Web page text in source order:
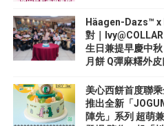
Häagen-Dazs™ x
對｜
生日兼提早慶中
月餅 Q彈麻糬外
美心西餅首度聯
推出全新「
陣先」系列 超萌